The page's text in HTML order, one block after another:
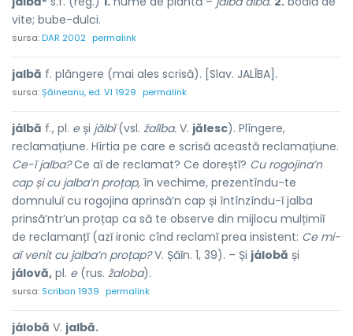
vite; bube-dulci.
sursa:DAR 2002 permalink
jalbă f. plângere (mai ales scrisă). [Slav. JALĬBA].
sursa:Șăineanu, ed. VI 1929 permalink
jálbă f., pl. eși jălbĭ(vsl. žalĭba. V. jălesc). Plîngere,
reclamațiune. Hîrtia pe care e scrisă această reclamațiune.
Ce-ĭ jalba?Ce aĭ de reclamat? Ce doreștĭ? Cu rogojina’n
cap și cu jalba’n proțap, în vechime, prezentîndu-te
domnuluĭ cu rogojina aprinsă’n cap și întînzîndu-ĭ jalba
prinsă’ntr’un proțap ca să te observe din mijlocu mulțimiĭ
de reclamanțĭ (azĭ ironic cînd reclamĭ prea insistent: Ce mi-
aĭ venit cu jalba’n proțap?V. Șăĭn. 1, 39). – Și jálobă și
jálovă, pl. e(rus. žaloba).
sursa: Scriban 1939 permalink
jálobă V. jalbă.